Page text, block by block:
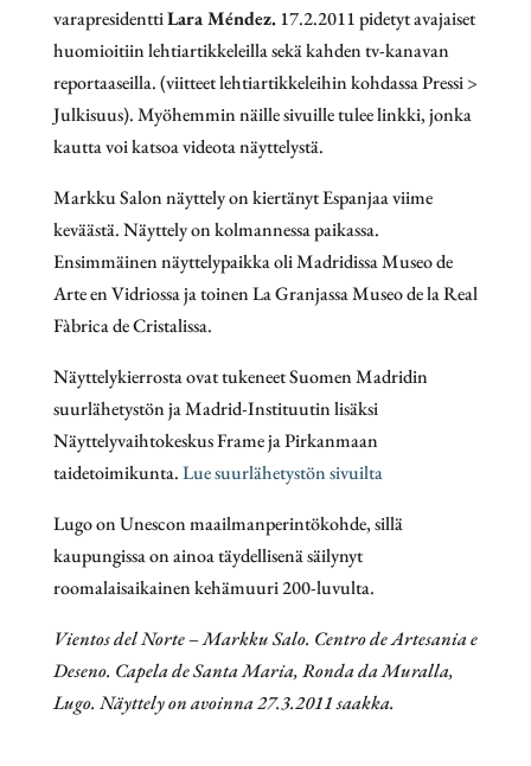
varapresidenttiLara Méndez.17.2.2011 pidetyt avajaiset
huomioitiin lehtiartikkeleilla sekä kahden tv-kanavan
reportaaseilla. (viitteet lehtiartikkeleihin kohdassa Pressi >
Julkisuus). Myöhemmin näille sivuille tulee linkki, jonka
kautta voi katsoa videota näyttelystä.
Markku Salon näyttely on kiertänyt Espanjaa viime
keväästä. Näyttely on kolmannessa paikassa.
Ensimmäinen näyttelypaikka oli Madridissa Museo de
Arte en Vidriossa ja toinen La Granjassa Museo de la Real
Fàbrica de Cristalissa.
Näyttelykierrosta ovat tukeneet Suomen Madridin
suurlähetystön ja Madrid-Instituutin lisäksi
Näyttelyvaihtokeskus Frame ja Pirkanmaan
taidetoimikunta.Lue suurlähetystön sivuilta
Lugo on Unescon maailmanperintökohde, sillä
kaupungissa on ainoa täydellisenä säilynyt
roomalaisaikainen kehämuuri 200-luvulta.
Vientos del Norte – Markku Salo. Centro de Artesania e
Deseno. Capela de Santa Maria, Ronda da Muralla,
Lugo. Näyttely on avoinna 27.3.2011 saakka.